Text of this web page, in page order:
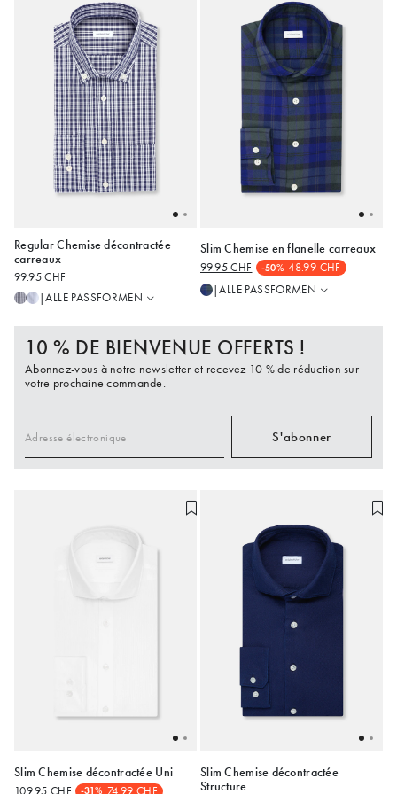
38
44
45 48
Slim
Regular Chemise décontractée
carreaux
99.95 CHF
|ALLE PASSFORMEN
37 38 39 40
42
Regular
Slim
Slim Chemise en flanelle carreaux
99.95 CHF -50% 48.99 CHF
|ALLE PASSFORMEN
10 % DE BIENVENUE OFFERTS !
Abonnez-vous à notre newsletter et recevez 10 % de réduction sur
votre prochaine commande.
Adresse électronique S'abonner
Slim
Slim Chemise décontractée Uni
109.95 CHF -31% 74.99 CHF
Regular
Slim Chemise décontractée
Structure